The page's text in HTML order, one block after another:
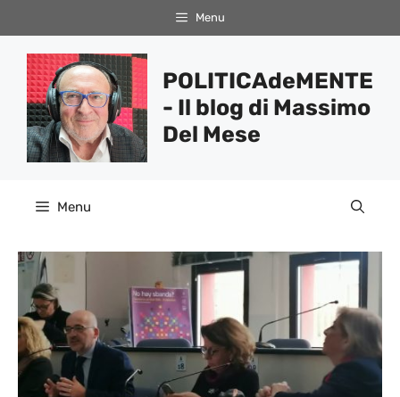
al
contenuto
Menu
POLITICAdeMENTE
- Il blog di Massimo
Del Mese
Menu